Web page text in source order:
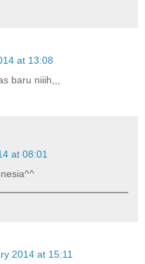
at 13:08
baru niiih,,,
at 08:01
2014 at 15:11